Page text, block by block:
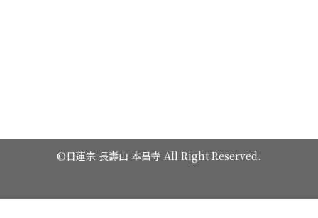
©日蓮宗 長壽山 本昌寺 All Right Reserved.